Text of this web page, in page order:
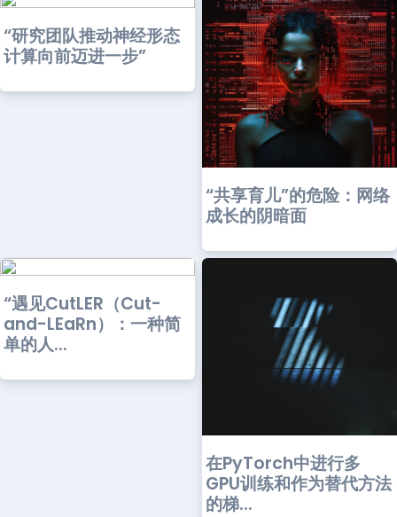
“研究团队推动神经形态
计算向前迈进一步”
“共享育儿”的危险：网络
成长的阴暗面
“遇见CutLER（Cut-
and-LEaRn）：一种简
单的人...
在PyTorch中进行多
GPU训练和作为替代方法
的梯...